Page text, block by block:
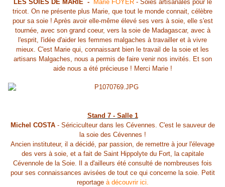
LES SOIES DE MARIE -
Marie FOYER- Soies artisanales pour le
tricot. On ne présente plus Marie, que tout le monde connait, célèbre
pour sa soie ! Après avoir elle-même élevé ses vers à soie, elle s'est
tournée, avec son grand coeur, vers la soie de Madagascar, avec à
l'esprit, l'idée d'aider les femmes malgaches à travailler et à vivre
mieux. C'est Marie qui, connaissant bien le travail de la soie et les
artisans Malgaches, nous a permis de faire venir nos invités. Et son
aide nous a été précieuse ! Merci Marie !
Stand 7 - Salle 1
Michel COSTA- Sériciculteur dans les Cévennes. C'est le sauveur de
la soie des Cévennes !
Ancien instituteur, il a décidé, par passion, de remettre à jour l'élevage
des vers à soie, et a fait de Saint Hippolyte du Fort, la capitale
Cévennole de la Soie. Il a d'ailleurs été consulté de nombreuses fois
pour ses connaissances avisées de tout ce qui concerne la soie. Petit
reportage à découvrir ici.